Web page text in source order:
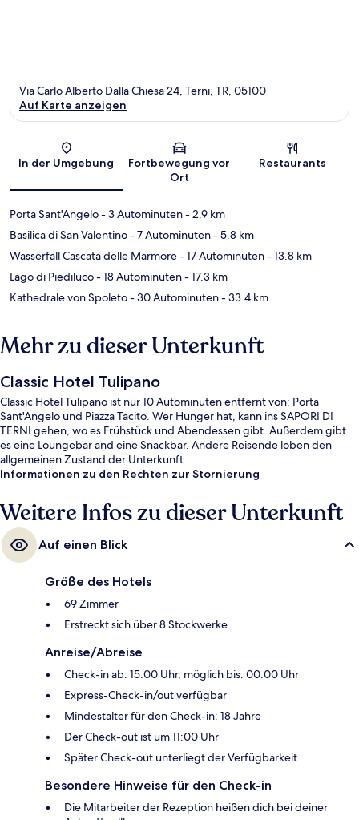
Karte
Via Carlo Alberto Dalla Chiesa 24, Terni, TR, 05100
Auf Karte anzeigen
In der Umgebung
Fortbewegung vor
Ort
Restaurants
Porta Sant'Angelo- 3 Autominuten- 2.9 km
Basilica di San Valentino- 7 Autominuten- 5.8 km
Wasserfall Cascata delle Marmore- 17 Autominuten- 13.8 km
Lago di Piediluco- 18 Autominuten- 17.3 km
Kathedrale von Spoleto- 30 Autominuten- 33.4 km
Mehr zu dieser Unterkunft
Classic Hotel Tulipano
Classic Hotel Tulipano ist nur 10 Autominuten entfernt von: Porta
Sant'Angelo und Piazza Tacito. Wer Hunger hat, kann ins SAPORI DI
TERNI gehen, wo es Frühstück und Abendessen gibt. Außerdem gibt
es eine Loungebar and eine Snackbar. Andere Reisende loben den
allgemeinen Zustand der Unterkunft.
Informationen zu den Rechten zur Stornierung
Weitere Infos zu dieser Unterkunft
Auf einen Blick
Größe des Hotels
69 Zimmer
Erstreckt sich über 8 Stockwerke
Anreise/Abreise
Check-in ab: 15:00 Uhr, möglich bis: 00:00 Uhr
Express-Check-in/out verfügbar
Mindestalter für den Check-in: 18 Jahre
Der Check-out ist um 11:00 Uhr
Später Check-out unterliegt der Verfügbarkeit
Besondere Hinweise für den Check-in
Die Mitarbeiter der Rezeption heißen dich bei deiner